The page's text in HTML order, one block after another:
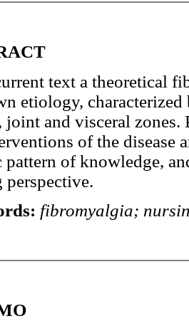
text a theoretical
etiology,
joint and visceral
of the disease
pattern of knowledge,
perspective.
fibromyalgia;